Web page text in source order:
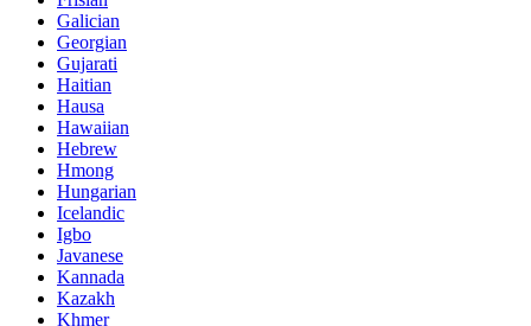
Galician
Georgian
Gujarati
Haitian
Hausa
Hawaiian
Hebrew
Hmong
Hungarian
Icelandic
Igbo
Javanese
Kannada
Kazakh
Khmer